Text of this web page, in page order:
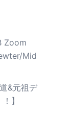
Zoom
Mid
&元祖デ
】